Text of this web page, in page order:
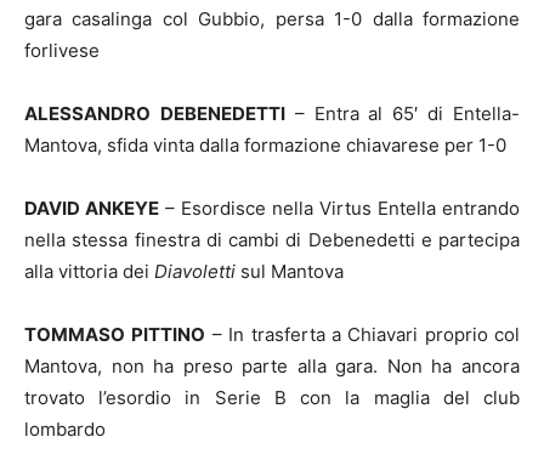
gara casalinga col Gubbio, persa 1-0 dalla formazione
forlivese
ALESSANDRO DEBENEDETTI– Entra al 65′ di Entella-
Mantova, sfida vinta dalla formazione chiavarese per 1-0
DAVID ANKEYE – Esordisce nella Virtus Entella entrando
nella stessa finestra di cambi di Debenedetti e partecipa
alla vittoria dei Diavoletti sul Mantova
TOMMASO PITTINO – In trasferta a Chiavari proprio col
Mantova, non ha preso parte alla gara. Non ha ancora
trovato l’esordio in Serie B con la maglia del club
lombardo